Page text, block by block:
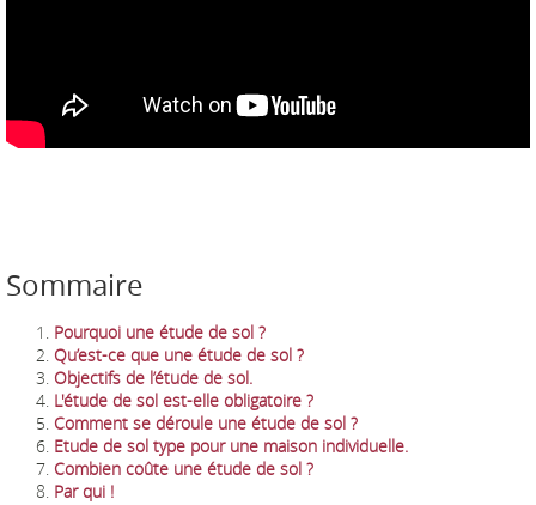
Sommaire
Pourquoi une étude de sol ?
Qu’est-ce que une étude de sol ?
Objectifs de l’étude de sol.
L'étude de sol est-elle obligatoire ?
Comment se déroule une étude de sol ?
Etude de sol type pour une maison individuelle.
Combien coûte une étude de sol ?
Par qui !